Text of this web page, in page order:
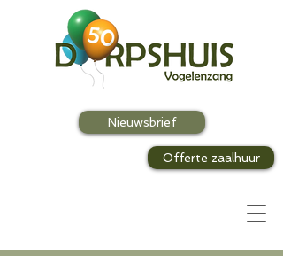
Offerte zaalhuur
Nieuwsbrief